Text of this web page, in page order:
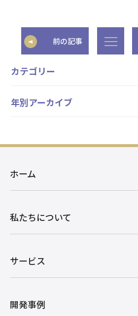
前の記事
カテゴリー
年別アーカイブ
ホーム
私たちについて
サービス
開発事例